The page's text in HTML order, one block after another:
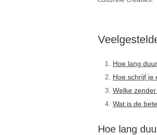
Hoe lang
Hoe schrijf je
Welke
Wat is de
Hoe lang